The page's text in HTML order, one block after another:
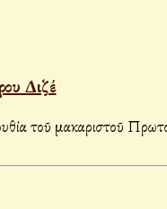
Διζέ
τοῦ μακαριστοῦ